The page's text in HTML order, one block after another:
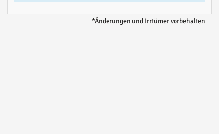
*Änderungen und Irrtümer vorbehalten